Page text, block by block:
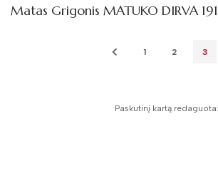
Matas Grigonis MATUKO DIRVA
1 2 3
Paskutinį kartą